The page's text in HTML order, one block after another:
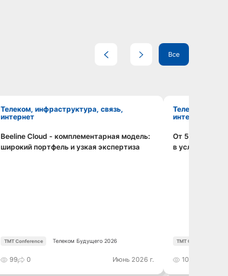
Все
Телеком, инфраструктура, связь,
интернет
Смотреть видео
Beeline Cloud - комплементарная модель:
широкий портфель и узкая экспертиза
TMT Conference Телеком Будущего 2026
99 0 Июнь 2026 г.
Телеком, инфраструктура, связь,
интернет
От 5G к 6G:
в условиях
TMT Conference
105